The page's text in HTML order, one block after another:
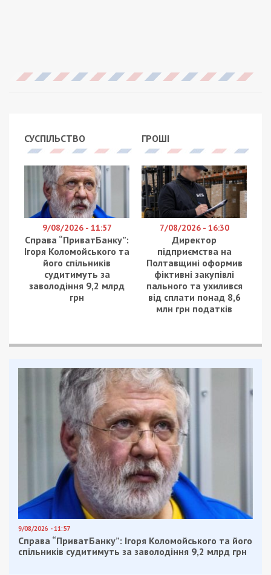
СУСПІЛЬСТВО
9/08/2026 - 11:57
Справа “ПриватБанку”:
Ігоря Коломойського та
його спільників
судитимуть за
заволодіння 9,2 млрд
грн
ГРОШІ
7/08/2026 - 16:30
Директор
підприємства на
Полтавщині оформив
фіктивні закупівлі
пального та ухилився
від сплати понад 8,6
млн грн податків
9/08/2026 - 11:57
Справа “ПриватБанку”: Ігоря Коломойського та його
спільників судитимуть за заволодіння 9,2 млрд грн